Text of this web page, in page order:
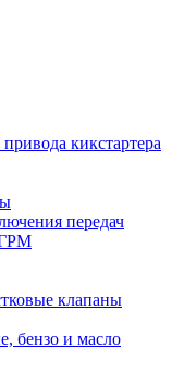
кикстартера
передач
клапаны
бензо и масло